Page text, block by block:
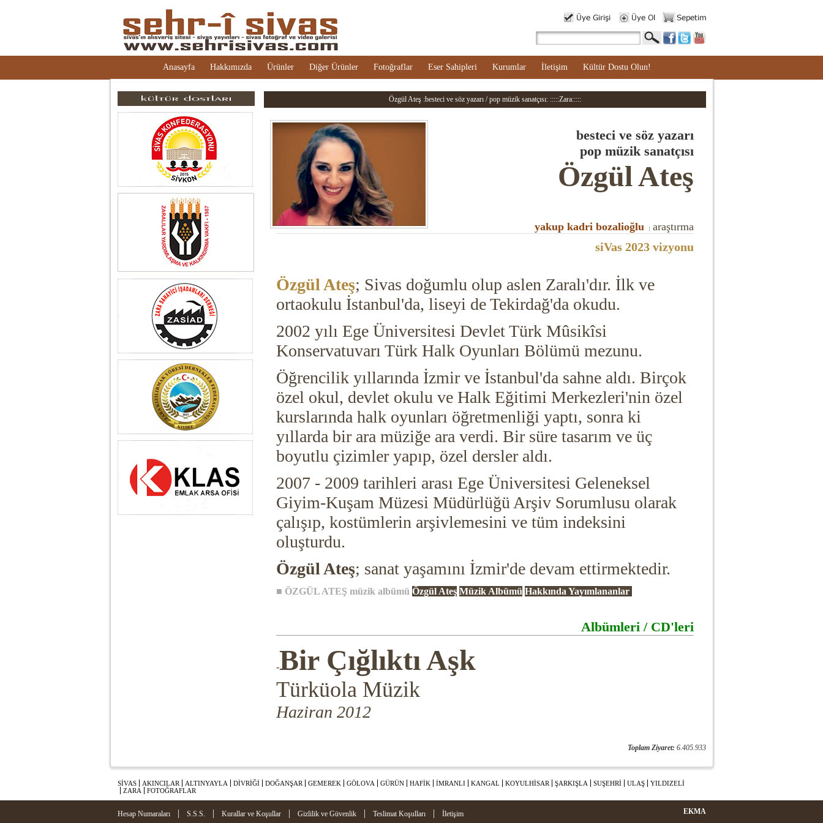
Anasayfa Hakkımızda Ürünler Diğer Ürünler Fotoğraflar Eser Sahipleri Kurumlar İletişim Kültür Dostu Olun!
Özgül Ateş :besteci ve söz yazarı / pop müzik sanatçısı: :::::Zara:::::
besteci ve söz yazarı
pop müzik sanatçısı
Özgül Ateş
yakup kadri bozalioğlu araştırma
siVas 2023 vizyonu
Özgül Ateş; Sivas doğumlu olup aslen Zaralı'dır. İlk ve
ortaokulu İstanbul'da, liseyi de Tekirdağ'da okudu.
2002 yılı Ege Üniversitesi Devlet Türk Mûsikîsi
Konservatuvarı Türk Halk Oyunları Bölümü mezunu.
Öğrencilik yıllarında İzmir ve İstanbul'da sahne aldı. Birçok
özel okul, devlet okulu ve Halk Eğitimi Merkezleri'nin özel
kurslarında halk oyunları öğretmenliği yaptı, sonra ki
yıllarda bir ara müziğe ara verdi. Bir süre tasarım ve üç
boyutlu çizimler yapıp, özel dersler aldı.
2007 - 2009 tarihleri arası Ege Üniversitesi Geleneksel
Giyim-Kuşam Müzesi Müdürlüğü Arşiv Sorumlusu olarak
çalışıp, kostümlerin arşivlemesini ve tüm indeksini
oluşturdu.
Özgül Ateş; sanat yaşamını İzmir'de devam ettirmektedir.
■ ÖZGÜL ATEŞ müzik albümü Özgül Ateş Müzik Albümü Hakkında Yayımlananlar
Albümleri / CD'leri
-Bir Çığlıktı Aşk
Türküola Müzik
Haziran 2012
Toplam Ziyaret: 6.405.933
SİVAS AKINCILAR ALTINYAYLA DİVRİĞİ DOĞANŞAR GEMEREK GÖLOVA GÜRÜN HAFİK İMRANLI KANGAL KOYULHİSAR ŞARKIŞLA SUŞEHRİ ULAŞ
YILDIZELİ
ZARA
FOTOĞRAFLAR
Hesap Numaraları| S.S.S. | Kurallar ve Koşullar| Gizlilik ve Güvenlik| Teslimat Koşulları| İletişim EKMA